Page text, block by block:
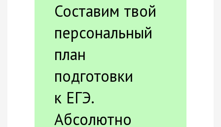
Составим твой
персональный
план
подготовки
к ЕГЭ.
Абсолютно